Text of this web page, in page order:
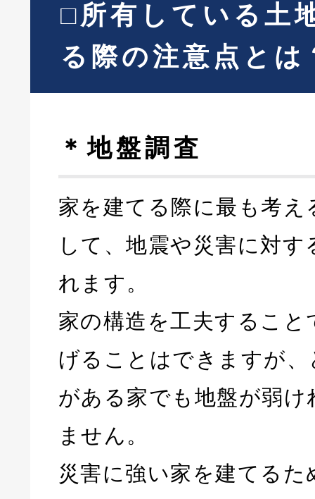
□​​所有している土
る際の注意点とは
＊地盤調査
家を建てる際に最も考
して、地震や災害に対
れます。
家の構造を工夫すること
げることはできますが
がある家でも地盤が弱
ません。
災害に強い家を建てるた